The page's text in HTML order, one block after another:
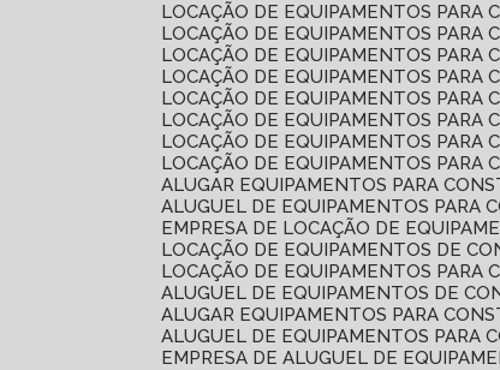
LOCAÇÃO DE EQUIPAMENTOS PARA
LOCAÇÃO DE EQUIPAMENTOS PARA
LOCAÇÃO DE EQUIPAMENTOS
LOCAÇÃO DE EQUIPAMENTOS PARA
LOCAÇÃO DE EQUIPAMENTOS PARA
LOCAÇÃO DE EQUIPAMENTOS
LOCAÇÃO DE EQUIPAMENTOS
LOCAÇÃO DE EQUIPAMENTOS
ALUGAR EQUIPAMENTOS PARA
ALUGUEL DE EQUIPAMENTOS PARA
EMPRESA DE LOCAÇÃO DE
LOCAÇÃO DE EQUIPAMENTOS DE
LOCAÇÃO DE EQUIPAMENTOS PARA
ALUGUEL DE EQUIPAMENTOS DE
ALUGAR EQUIPAMENTOS PARA
ALUGUEL DE EQUIPAMENTOS PARA
EMPRESA DE ALUGUEL DE